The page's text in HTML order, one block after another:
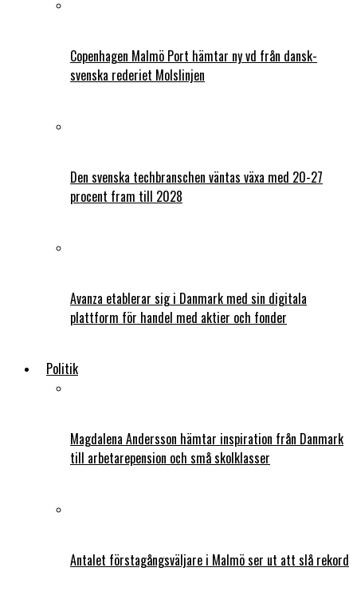
Copenhagen Malmö Port hämtar ny vd från dansk-
svenska rederiet Molslinjen
Den svenska techbranschen väntas växa med 20-27
procent fram till 2028
Avanza etablerar sig i Danmark med sin digitala
plattform för handel med aktier och fonder
Politik
Magdalena Andersson hämtar inspiration från Danmark
till arbetarepension och små skolklasser
Antalet förstagångsväljare i Malmö ser ut att slå rekord